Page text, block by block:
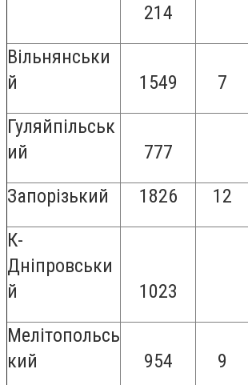
214
Вільнянськи
й
1549 7
Гуляйпільськ
ий
777
Запорізький
1826 12
К-
Дніпровськи
й
1023
Мелітопольсь
кий
954 9